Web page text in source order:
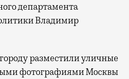
департамента
Владимир
разместили уличные
фотографиями Москвы